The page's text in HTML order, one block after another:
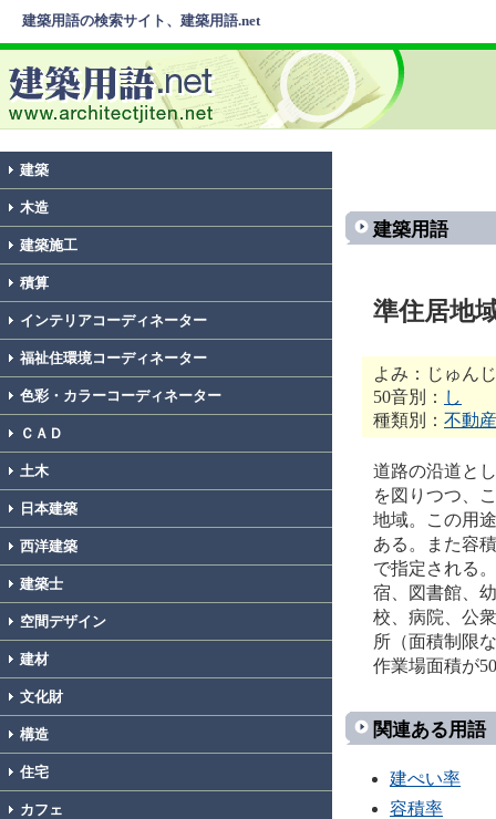
建築用語の検索サイト、建築用語.net
建築
木造
建築施工
積算
インテリアコーディネーター
福祉住環境コーディネーター
色彩・カラーコーディネーター
ＣＡＤ
土木
日本建築
西洋建築
建築士
空間デザイン
建材
文化財
構造
住宅
カフェ
建築用語
準住居地
よみ：じゅん
50音別： し
種類別： 不動
道路の沿道と
を図りつつ、
地域。この用
ある。また容
で指定される
宿、図書館、
校、病院、公
所（面積制限
作業場面積が
関連ある用語
建ぺい率
容積率